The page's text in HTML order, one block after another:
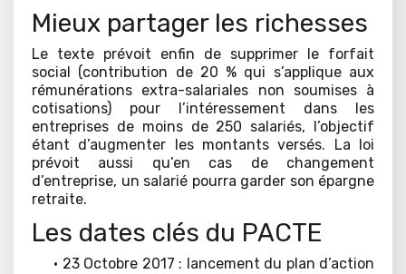
Mieux partager les richesses
Le texte prévoit enfin de supprimer le forfait
social (contribution de 20 % qui s’applique aux
rémunérations extra-salariales non soumises à
cotisations) pour l’intéressement dans les
entreprises de moins de 250 salariés, l’objectif
étant d’augmenter les montants versés. La loi
prévoit aussi qu’en cas de changement
d’entreprise, un salarié pourra garder son épargne
retraite.
Les dates clés du PACTE
· 23 Octobre 2017 : lancement du plan d’action